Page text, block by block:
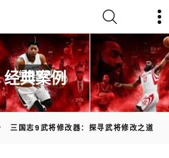
)
经典案例
三国志9武将修改器：探寻武将修改之道